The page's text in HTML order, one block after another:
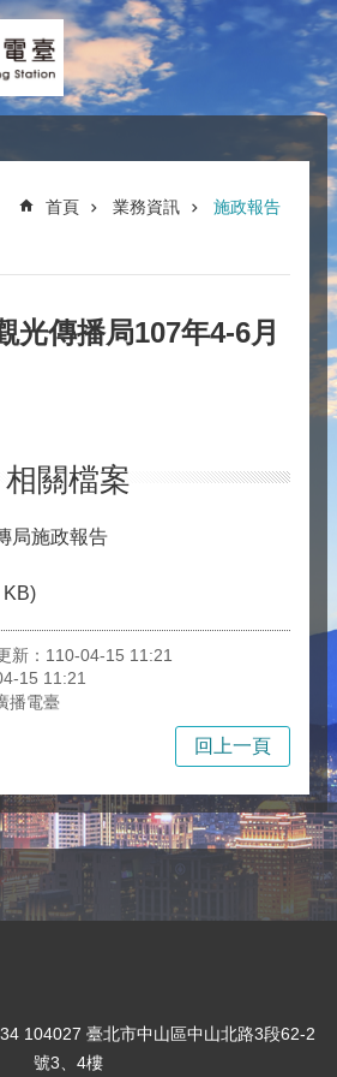
首頁 業務資訊 施政報告
光傳播局107年4-6月
相關檔案
局施政報告
KB)
新：110-04-15 11:21
15 11:21
播電臺
回上一頁
104027 臺北市中山區中山北路3段62-2
號3、4樓